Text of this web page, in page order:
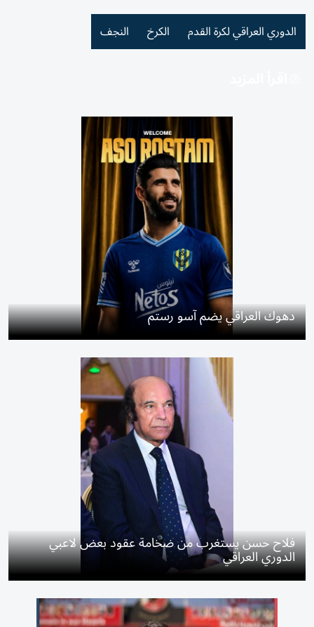
الدوري العراقي لكرة القدم الكرخ النجف
دهوك العراقي يضم آسو رستم
فلاح حسن يستغرب من ضخامة عقود بعض لاعبي
الدوري العراقي